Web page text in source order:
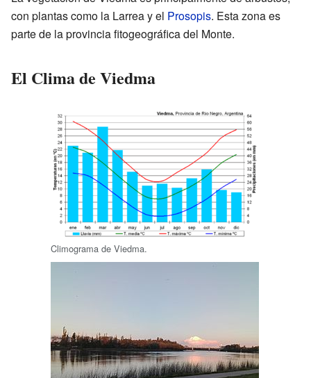
con plantas como la Larrea y el Prosopis. Esta zona es
parte de la provincia fitogeográfica del Monte.
El Clima de Viedma
Climograma de Viedma.